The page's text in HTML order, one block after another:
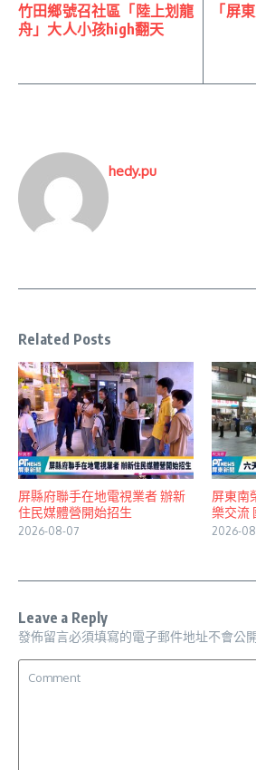
竹田鄉號召社區「陸上划龍
舟」大人小孩high翻天
「屏
hedy.pu
Related Posts
屏縣府聯手在地電視業者 辦新
住民媒體營開始招生
2026-08-07
屏東南
樂交流
2026-
Leave a Reply
發佈留言必須填寫的電子郵件地址不會公